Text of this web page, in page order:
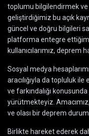
toplumu bilgilendirmek ve
geliştirdiğimiz bu açık
güncel ve doğru bilgileri
platforma entegre
kullanıcılarımız, deprem
Sosyal medya
aracılığıyla da topluluk
ve farkındalığı
yürütmekteyiz.
ve olası bir deprem
Birlikte hareket ederek